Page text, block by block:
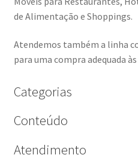
de Alimentação e Shoppings.
Atendemos também a linha
para uma compra adequada
Categorias
Conteúdo
Atendimento